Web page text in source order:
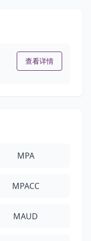
查看详情
MPA
MPACC
MAUD